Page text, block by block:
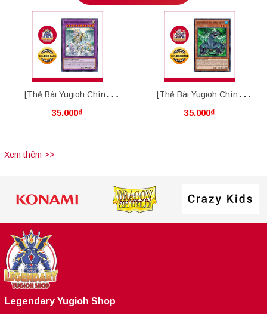
[Thẻ Bài Yugioh Chính
Hãng] Ultimate Crystal
35.000₫
[Thẻ Bài Yugioh Chính
Hãng] Advanced Crystal
35.000₫
Xem thêm >>
Legendary Yugioh Shop